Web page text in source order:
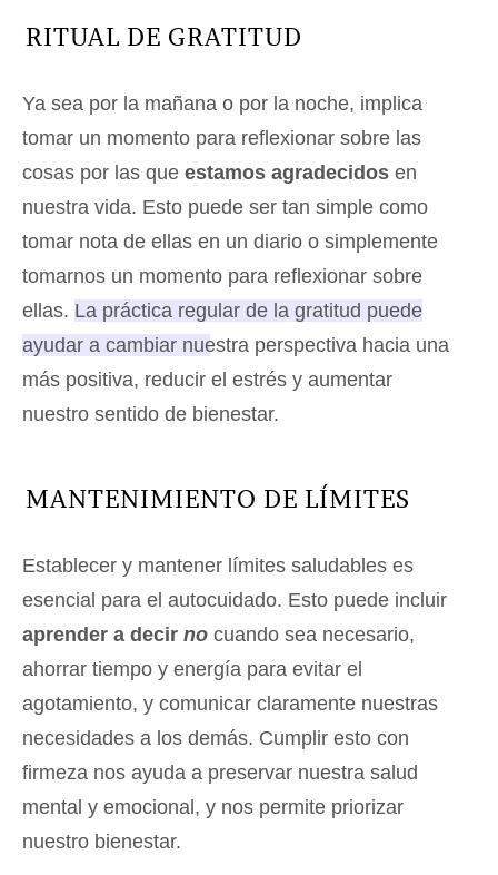
RITUAL DE GRATITUD
Ya sea por la mañana o por la noche, implica
tomar un momento para reflexionar sobre las
cosas por las que estamos agradecidos en
nuestra vida. Esto puede ser tan simple como
tomar nota de ellas en un diario o simplemente
tomarnos un momento para reflexionar sobre
ellas. La práctica regular de la gratitud puede
ayudar a cambiar nuestra perspectiva hacia una
más positiva, reducir el estrés y aumentar
nuestro sentido de bienestar.
MANTENIMIENTO DE LÍMITES
Establecer y mantener límites saludables es
esencial para el autocuidado. Esto puede incluir
aprender a decir no cuando sea necesario,
ahorrar tiempo y energía para evitar el
agotamiento, y comunicar claramente nuestras
necesidades a los demás. Cumplir esto con
firmeza nos ayuda a preservar nuestra salud
mental y emocional, y nos permite priorizar
nuestro bienestar.